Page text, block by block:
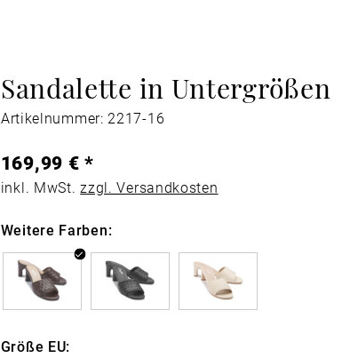
Sandalette in Untergrößen
Artikelnummer: 2217-16
169,99 € *
inkl. MwSt.zzgl. Versandkosten
Weitere Farben:
Größe EU: